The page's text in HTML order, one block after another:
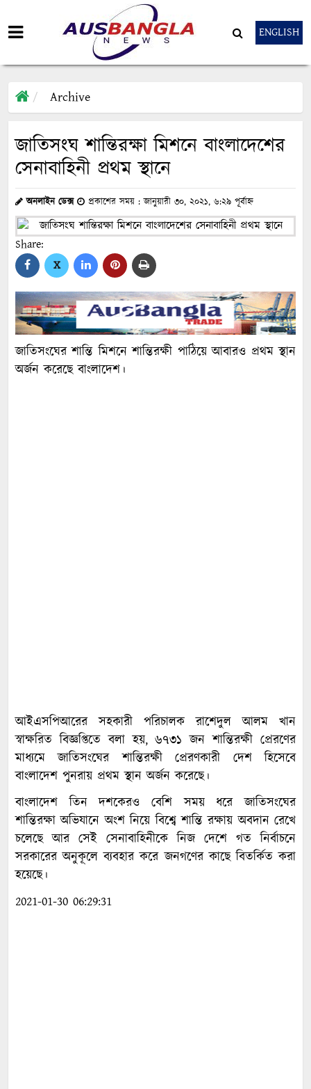
ENGLISH
Archive
জাতিসংঘ শান্তিরক্ষা মিশনে বাংলাদেশের
সেনাবাহিনী প্রথম স্থানে
অনলাইন ডেক্স প্রকাশের সময় : জানুয়ারী ৩০, ২০২১, ৬:২৯ পূর্বাহ্ন
Share:
X
জাতিসংঘের শান্তি মিশনে শান্তিরক্ষী পাঠিয়ে আবারও প্রথম স্থান
অর্জন করেছে বাংলাদেশ।
আইএসপিআরের সহকারী পরিচালক রাশেদুল আলম খান
স্বাক্ষরিত বিজ্ঞপ্তিতে বলা হয়, ৬৭৩১ জন শান্তিরক্ষী প্রেরণের
মাধ্যমে জাতিসংঘের শান্তিরক্ষী প্রেরণকারী দেশ হিসেবে
বাংলাদেশ পুনরায় প্রথম স্থান অর্জন করেছে।
বাংলাদেশ তিন দশকেরও বেশি সময় ধরে জাতিসংঘের
শান্তিরক্ষা অভিযানে অংশ নিয়ে বিশ্বে শান্তি রক্ষায় অবদান রেখে
চলেছে আর সেই সেনাবাহিনীকে নিজ দেশে গত নির্বাচনে
সরকারের অনুকূলে ব্যবহার করে জনগণের কাছে বিতর্কিত করা
হয়েছে।
2021-01-30 06:29:31